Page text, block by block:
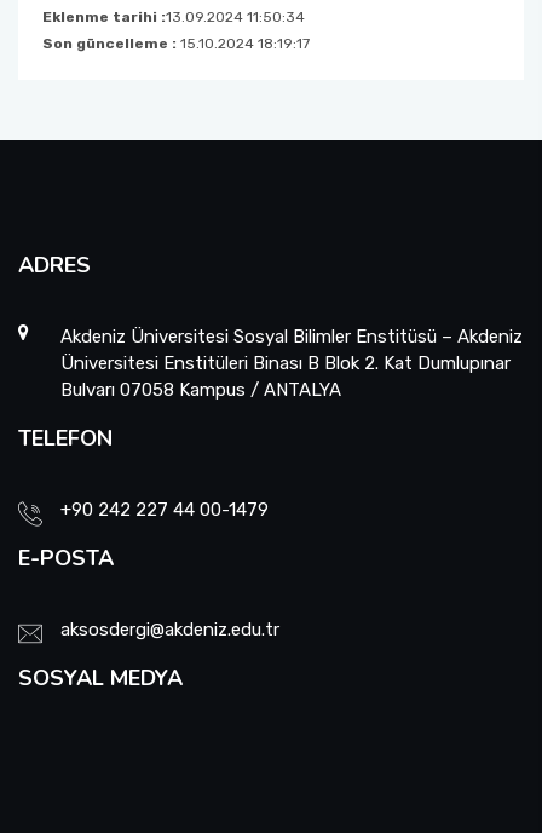
Eklenme tarihi :13.09.2024 11:50:34
Son güncelleme : 15.10.2024 18:19:17
ADRES
Akdeniz Üniversitesi Sosyal Bilimler Enstitüsü – Akdeniz
Üniversitesi Enstitüleri Binası B Blok 2. Kat Dumlupınar
Bulvarı 07058 Kampus / ANTALYA
TELEFON
+90 242 227 44 00-1479
E-POSTA
aksosdergi@akdeniz.edu.tr
SOSYAL MEDYA